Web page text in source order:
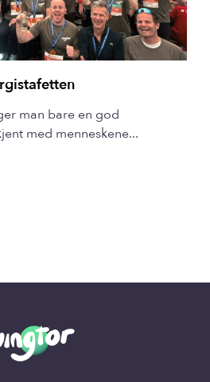
man bare en god
med menneskene...